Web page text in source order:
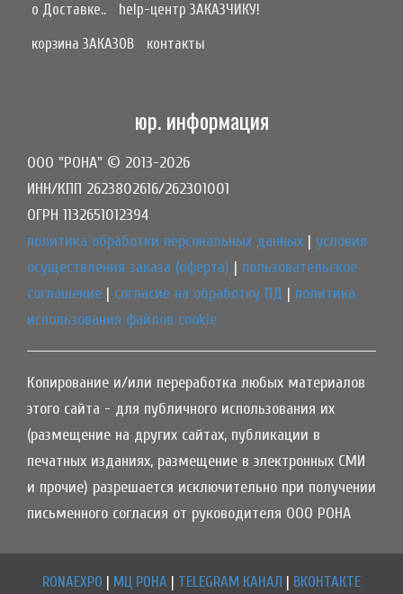
о Доставке..
help-центр ЗАКАЗЧИКУ!
корзина ЗАКАЗОВ
контакты
юр. информация
ООО "РОНА" © 2013-2026
ИНН/КПП 2623802616/262301001
ОГРН 1132651012394
политика обработки персональных данных | условия
осуществления заказа (оферта) | пользовательское
соглашение | согласие на обработку ПД | политика
использования файлов cookie
Копирование и/или переработка любых материалов
этого сайта - для публичного использования их
(размещение на других сайтах, публикации в
печатных изданиях, размещение в электронных СМИ
и прочие) разрешается исключительно при получении
письменного согласия от руководителя ООО РОНА
RONAEXPO МЦ РОНА TELEGRAM КАНАЛ ВКОНТАКТЕ